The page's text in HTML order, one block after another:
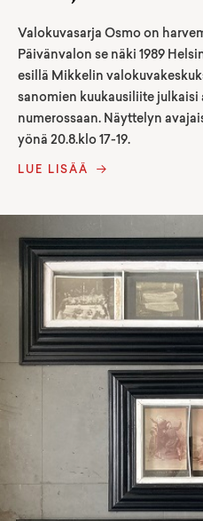
Valokuvasarja Osmo on
Päivänvalon se näki 1989
esillä Mikkelin
sanomien kuukausiliite julkaisi
numerossaan. Näyttelyn
yönä 20.8.klo 17-19.
LUE LISÄÄ